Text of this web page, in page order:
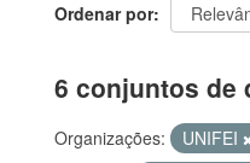
Ordenar por
6 conjuntos de
Organizações: UNIFEI